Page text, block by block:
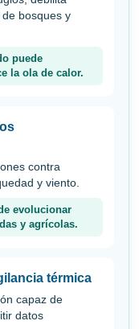
bosques y
puede
la ola de calor.
contra
y viento.
evolucionar
y agrícolas.
térmica
capaz de
datos